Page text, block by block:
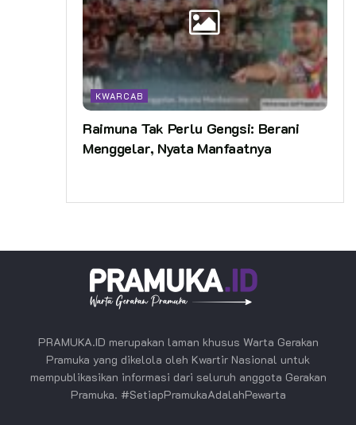
KWARCAB
Raimuna Tak Perlu Gengsi: Berani
Menggelar, Nyata Manfaatnya
PRAMUKA.ID merupakan laman khusus Warta Gerakan
Pramuka yang dikelola oleh Kwartir Nasional untuk
mempublikasikan informasi dari seluruh anggota Gerakan
Pramuka. #SetiapPramukaAdalahPewarta